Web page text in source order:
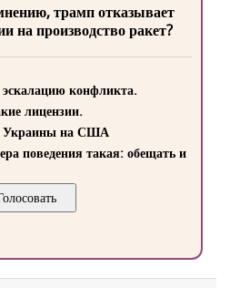
трамп отказывает
производство ракет?
конфликта.
лицензии.
Украины на США
поведения такая: обещать и